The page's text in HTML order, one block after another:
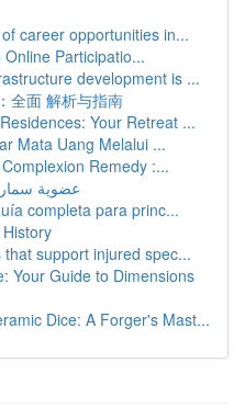
career opportunities in...
Participatio...
development is ...
全面 解析与指南
Your Retreat ...
Mata Uang Melalui ...
Remedy :...
عضوية
completa para princ...
support injured spec...
Your Guide to Dimensions
Dice: A Forger's Mast...